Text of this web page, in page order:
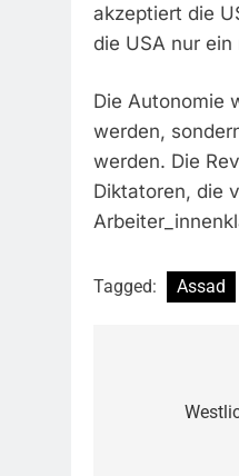
akzeptiert die
die USA nur
Die Autonomie
werden,
werden. Die
Diktatoren, die
Tagged: Assad